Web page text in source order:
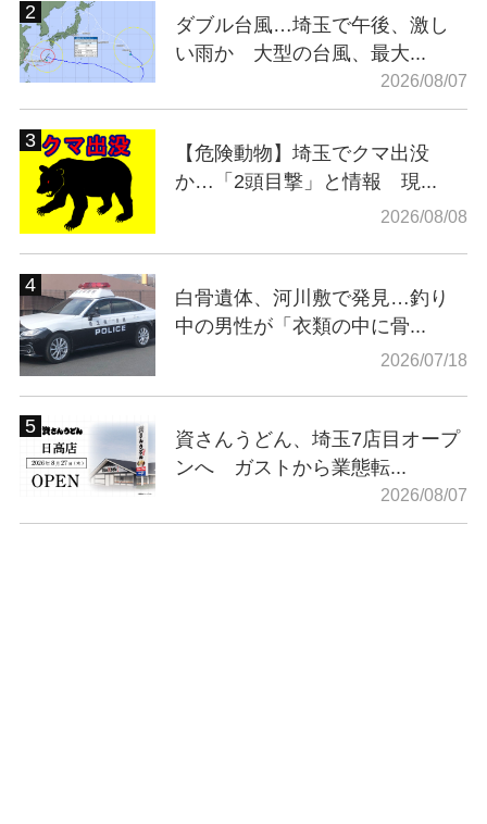
ダブル台風…埼玉で午後、激し
い雨か 大型の台風、最大...
2026/08/07
【危険動物】埼玉でクマ出没
か…「2頭目撃」と情報 現...
2026/08/08
白骨遺体、河川敷で発見…釣り
中の男性が「衣類の中に骨...
2026/07/18
資さんうどん、埼玉7店目オープ
ンへ ガストから業態転...
2026/08/07